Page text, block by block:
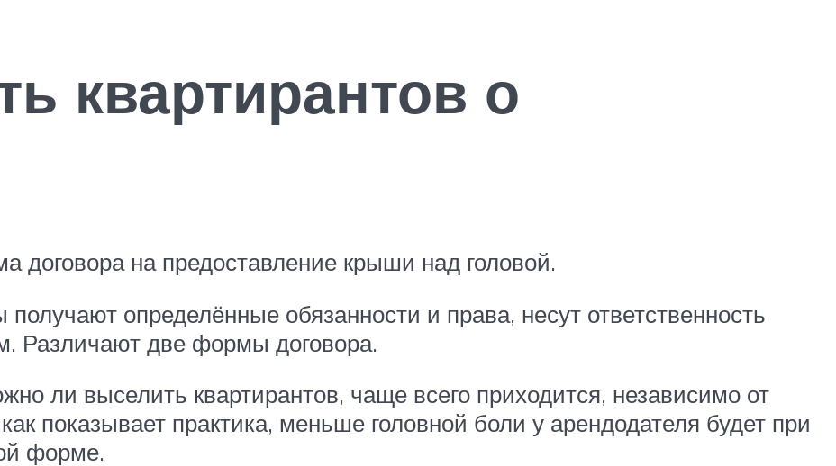
квартирантов о
на предоставление крыши над головой.
определённые обязанности и права, несут ответственность
Различают две формы договора.
ли выселить квартирантов, чаще всего приходится, независимо от
показывает практика, меньше головной боли у арендодателя будет при
форме.